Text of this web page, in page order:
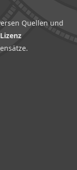
Quellen und